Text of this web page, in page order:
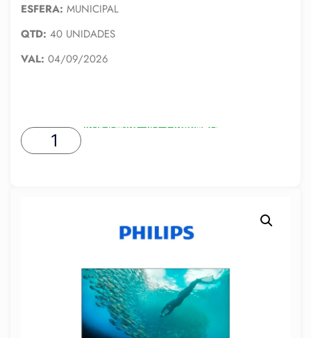
ESFERA: MUNICIPAL
QTD: 40 UNIDADES
VAL: 04/09/2026
ADICIONAR AO CARRINHO